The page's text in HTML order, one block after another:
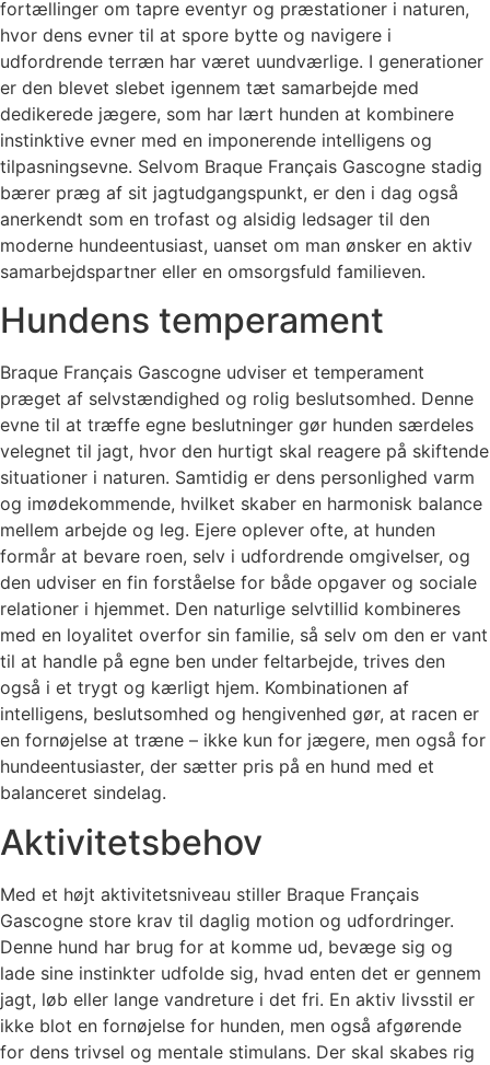
fortællinger om tapre eventyr og præstationer i naturen,
hvor dens evner til at spore bytte og navigere i
udfordrende terræn har været uundværlige. I generationer
er den blevet slebet igennem tæt samarbejde med
dedikerede jægere, som har lært hunden at kombinere
instinktive evner med en imponerende intelligens og
tilpasningsevne. Selvom Braque Français Gascogne stadig
bærer præg af sit jagtudgangspunkt, er den i dag også
anerkendt som en trofast og alsidig ledsager til den
moderne hundeentusiast, uanset om man ønsker en aktiv
samarbejdspartner eller en omsorgsfuld familieven.
Hundens temperament
Braque Français Gascogne udviser et temperament
præget af selvstændighed og rolig beslutsomhed. Denne
evne til at træffe egne beslutninger gør hunden særdeles
velegnet til jagt, hvor den hurtigt skal reagere på skiftende
situationer i naturen. Samtidig er dens personlighed varm
og imødekommende, hvilket skaber en harmonisk balance
mellem arbejde og leg. Ejere oplever ofte, at hunden
formår at bevare roen, selv i udfordrende omgivelser, og
den udviser en fin forståelse for både opgaver og sociale
relationer i hjemmet. Den naturlige selvtillid kombineres
med en loyalitet overfor sin familie, så selv om den er vant
til at handle på egne ben under feltarbejde, trives den
også i et trygt og kærligt hjem. Kombinationen af
intelligens, beslutsomhed og hengivenhed gør, at racen er
en fornøjelse at træne – ikke kun for jægere, men også for
hundeentusiaster, der sætter pris på en hund med et
balanceret sindelag.
Aktivitetsbehov
Med et højt aktivitetsniveau stiller Braque Français
Gascogne store krav til daglig motion og udfordringer.
Denne hund har brug for at komme ud, bevæge sig og
lade sine instinkter udfolde sig, hvad enten det er gennem
jagt, løb eller lange vandreture i det fri. En aktiv livsstil er
ikke blot en fornøjelse for hunden, men også afgørende
for dens trivsel og mentale stimulans. Der skal skabes rig